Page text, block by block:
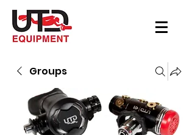
Groups